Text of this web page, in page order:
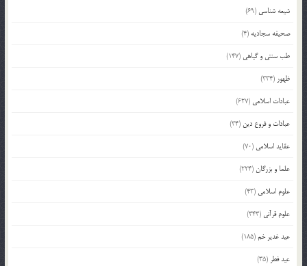
شیعه شناسی (69)
صحیفه سجادیه (4)
طب سنتی و گیاهی (147)
ظهور (334)
عبادات اسلامی (627)
عبادات و فروع دین (34)
عقاید اسلامی (70)
علما و بزرگان(224)
علوم اسلامی (43)
علوم قرآنی (343)
عید غدیر خم(185)
عید فطر (35)